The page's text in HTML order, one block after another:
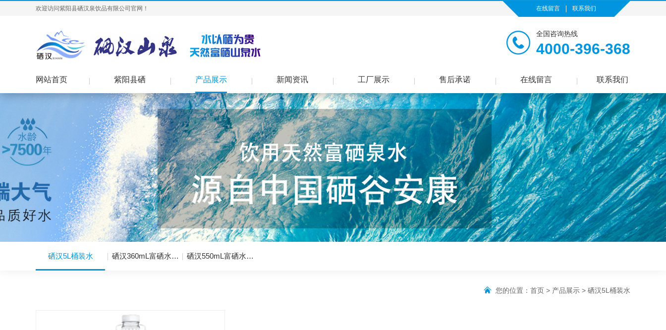
欢迎访问紫阳县硒汉泉饮品有限公司官网！ 在线留言 联系我们
全国咨询热线
4000-396-368
网站首页 紫阳县硒 产品展示 新闻资讯 工厂展示 售后承诺 在线留言 联系我们
硒汉5L桶装水 硒汉360mL富硒水… 硒汉550mL富硒水…
您的位置： 首页 > 产品展示 > 硒汉5L桶装水